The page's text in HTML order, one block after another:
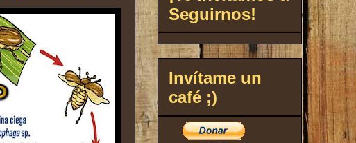
Seguirnos!
Invítame un
café ;)